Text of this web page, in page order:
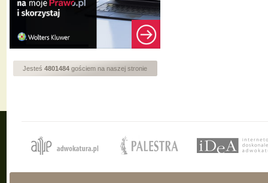
Jesteś 4801484 gościem na naszej stronie